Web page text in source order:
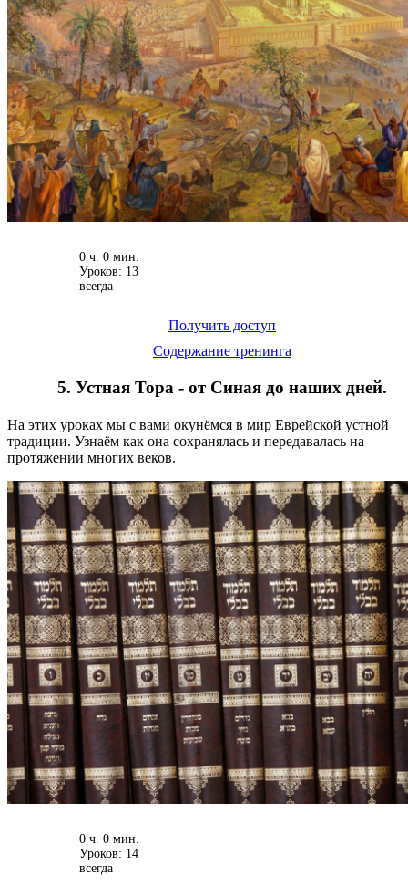
0 ч. 0 мин.
Уроков: 13
всегда
Получить доступ
Содержание тренинга
5. Устная Тора - от Синая до наших дней.
На этих уроках мы с вами окунёмся в мир Еврейской устной
традиции. Узнаём как она сохранялась и передавалась на
протяжении многих веков.
0 ч. 0 мин.
Уроков: 14
всегда